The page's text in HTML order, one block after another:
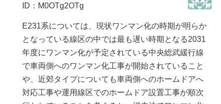
ID：M0OTg2OTg
E231系については、現状ワンマン化の時期が明らか
となっている線区の中では最も遅い時期となる2031
年度にワンマン化が予定されている中央総武緩行線
で車両側へのワンマン化工事が開始されていること
や、近郊タイプについても車両側へのホームドアへ
対応工事や運用線区でのホームドア設置工事が順次